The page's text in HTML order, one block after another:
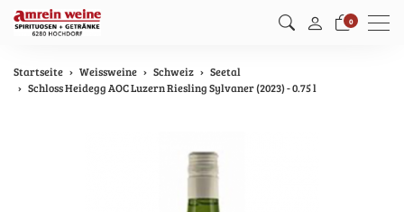
0 Menu
Startseite Weissweine Schweiz
Seetal
Schloss Heidegg AOC Luzern Riesling Sylvaner (2023) - 0.75 l